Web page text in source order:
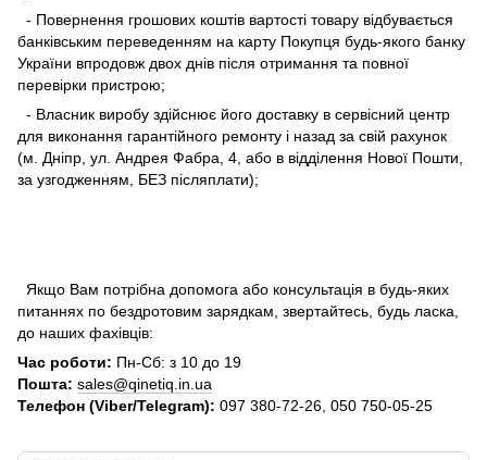
- Повернення грошових коштів вартості товару відбувається
банківським переведенням на карту Покупця будь-якого банку
України впродовж двох днів після отримання та повної
перевірки пристрою;
- Власник виробу здійснює його доставку в сервісний центр
для виконання гарантійного ремонту і назад за свій рахунок
(м. Дніпр, ул. Андрея Фабра, 4, або в відділення Нової Пошти,
за узгодженням, БЕЗ післяплати);
Якщо Вам потрібна допомога або консультація в будь-яких
питаннях по бездротовим зарядкам, звертайтесь, будь ласка,
до наших фахівців:
Час роботи: Пн-Сб: з 10 до 19
Пошта: sales@qinetiq.in.ua
Телефон (Viber/Telegram): 097 380-72-26, 050 750-05-25